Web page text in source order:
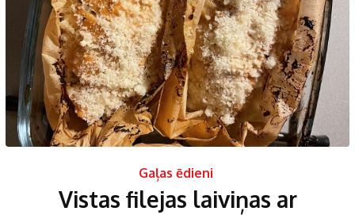
Gaļas ēdieni
Vistas filejas laiviņas ar